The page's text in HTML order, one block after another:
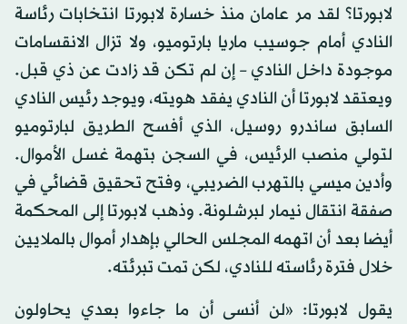
لابورتا؟ لقد مر عامان منذ خسارة لابورتا انتخابات رئاسة
النادي أمام جوسيب ماريا بارتوميو، ولا تزال الانقسامات
موجودة داخل النادي – إن لم تكن قد زادت عن ذي قبل.
ويعتقد لابورتا أن النادي يفقد هويته، ويوجد رئيس النادي
السابق ساندرو روسيل، الذي أفسح الطريق لبارتوميو
لتولي منصب الرئيس، في السجن بتهمة غسل الأموال.
وأدين ميسي بالتهرب الضريبي، وفتح تحقيق قضائي في
صفقة انتقال نيمار لبرشلونة. وذهب لابورتا إلى المحكمة
أيضا بعد أن اتهمه المجلس الحالي بإهدار أموال بالملايين
خلال فترة رئاسته للنادي، لكن تمت تبرئته.
يقول لابورتا: «لن أنسى أن ما جاءوا بعدي يحاولون